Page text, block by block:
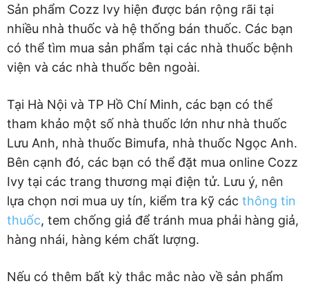
Sản phẩm Cozz Ivy hiện được bán rộng rãi tại
nhiều nhà thuốc và hệ thống bán thuốc. Các bạn
có thể tìm mua sản phẩm tại các nhà thuốc bệnh
viện và các nhà thuốc bên ngoài.
Tại Hà Nội và TP Hồ Chí Minh, các bạn có thể
tham khảo một số nhà thuốc lớn như nhà thuốc
Lưu Anh, nhà thuốc Bimufa, nhà thuốc Ngọc Anh.
Bên cạnh đó, các bạn có thể đặt mua online Cozz
Ivy tại các trang thương mại điện tử. Lưu ý, nên
lựa chọn nơi mua uy tín, kiểm tra kỹ các thông tin
thuốc, tem chống giả để tránh mua phải hàng giả,
hàng nhái, hàng kém chất lượng.
Nếu có thêm bất kỳ thắc mắc nào về sản phẩm